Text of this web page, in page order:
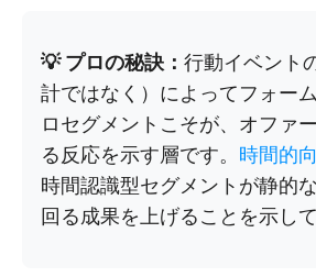
💡 プロの秘訣： 行動イベント
計ではなく）によってフォー
ロセグメントこそが、オファ
る反応を示す層です。 時間的
時間認識型セグメントが静的
回る成果を上げることを示して